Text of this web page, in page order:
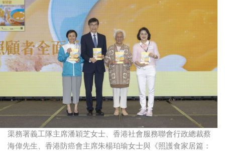
渠務署義工隊主席潘穎芝女士、香港社會服務聯會行政總裁蔡
海偉先生、香港防癌會主席朱楊珀瑜女士與《照護食家居篇：